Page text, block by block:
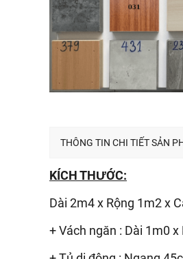
THÔNG TIN CHI TIẾT SẢN
KÍCH THƯỚC:
Dài 2m4 x Rộng 1m2 x
+ Vách ngăn : Dài 1m0 x